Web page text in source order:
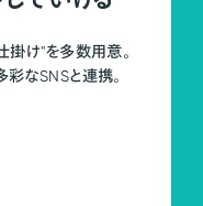
掛け"を多数用意。
なSNSと連携。